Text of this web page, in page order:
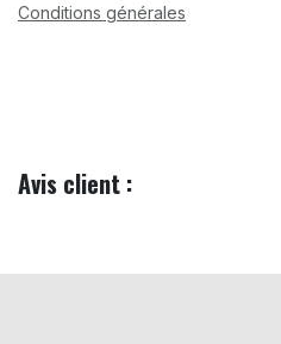
Conditions générales
Avis client :